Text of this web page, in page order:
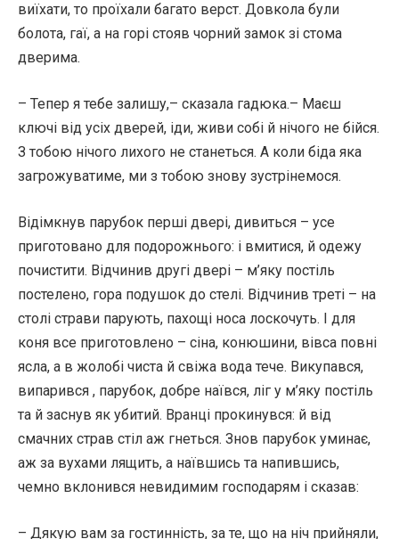
виїхати, то проїхали багато верст. Довкола були
болота, гаї, а на горі стояв чорний замок зі стома
дверима.
– Тепер я тебе залишу,– сказала гадюка.– Маєш
ключі від усіх дверей, іди, живи собі й нічого не бійся.
З тобою нічого лихого не станеться. А коли біда яка
загрожуватиме, ми з тобою знову зустрінемося.
Відімкнув парубок перші двері, дивиться – усе
приготовано для подорожнього: і вмитися, й одежу
почистити. Відчинив другі двері – м’яку постіль
постелено, гора подушок до стелі. Відчинив треті – на
столі страви парують, пахощі носа лоскочуть. І для
коня все приготовлено – сіна, конюшини, вівса повні
ясла, а в жолобі чиста й свіжа вода тече. Викупався,
випарився , парубок, добре наївся, ліг у м’яку постіль
та й заснув як убитий. Вранці прокинувся: й від
смачних страв стіл аж гнеться. Знов парубок уминає,
аж за вухами лящить, а наївшись та напившись,
чемно вклонився невидимим господарям і сказав:
– Дякую вам за гостинність, за те, що на ніч прийняли,